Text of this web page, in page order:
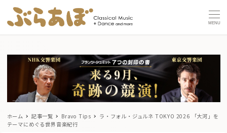
MENU
ホーム 記事一覧 Bravo Tips ラ・フォル・ジュルネ TOKYO 2026
「大河」を
テーマにめぐる世界音楽紀行